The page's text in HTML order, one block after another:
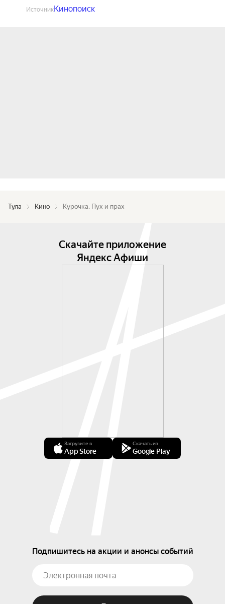
ИсточникКинопоиск
Тула Кино Курочка. Пух и прах
Скачайте приложение
Яндекс Афиши
Загрузите в
App Store
Скачать из
Google Play
Подпишитесь на акции и анонсы событий